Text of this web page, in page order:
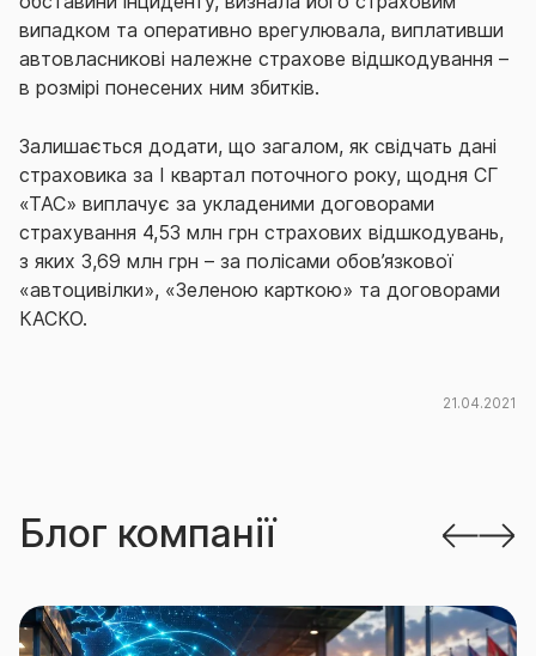
випадком та оперативно врегулювала, виплативши
автовласникові належне страхове відшкодування –
в розмірі понесених ним збитків.
Залишається додати, що загалом, як свідчать дані
страховика за І квартал поточного року, щодня СГ
«ТАС» виплачує за укладеними договорами
страхування 4,53 млн грн страхових відшкодувань,
з яких 3,69 млн грн – за полісами обов’язкової
«автоцивілки», «Зеленою карткою» та договорами
КАСКО.
21.04.2021
Блог компанії